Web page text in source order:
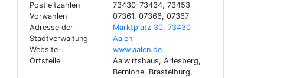
Postleitzahlen
73430–73434, 73453
Vorwahlen
07361, 07366, 07367
Adresse der
Stadtverwaltung
Marktplatz 30, 73430
Aalen
Website
www.aalen.de
Ortsteile
Aalwirtshaus, Arlesberg,
Bernlohe, Brastelburg,